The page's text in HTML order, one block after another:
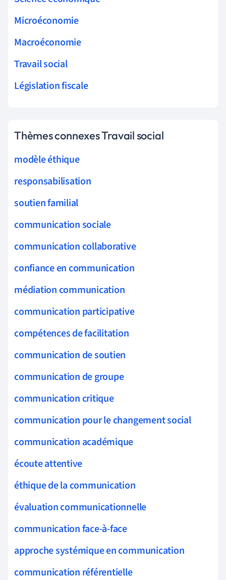
Microéconomie
Macroéconomie
Travail social
Législation fiscale
Thèmes connexes Travail social
modèle éthique
responsabilisation
soutien familial
communication sociale
communication collaborative
confiance en communication
médiation communication
communication participative
compétences de facilitation
communication de soutien
communication de groupe
communication critique
communication pour le changement social
communication académique
écoute attentive
éthique de la communication
évaluation communicationnelle
communication face-à-face
approche systémique en communication
communication référentielle